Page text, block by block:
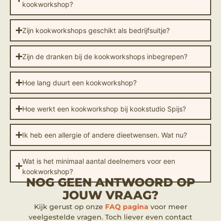
kookworkshop?
Zijn kookworkshops geschikt als bedrijfsuitje?
Zijn de dranken bij de kookworkshops inbegrepen?
Hoe lang duurt een kookworkshop?
Hoe werkt een kookworkshop bij kookstudio Spijs?
Ik heb een allergie of andere dieetwensen. Wat nu?
Wat is het minimaal aantal deelnemers voor een
kookworkshop?
NOG GEEN ANTWOORD OP
JOUW VRAAG?
Kijk gerust op onze FAQ pagina voor meer
veelgestelde vragen. Toch liever even contact